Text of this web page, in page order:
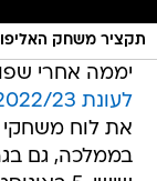
תקציר משחק האליפות:
יממה אחרי
לעונת 2022/23
את לוח משחקי
בממלכה, גם